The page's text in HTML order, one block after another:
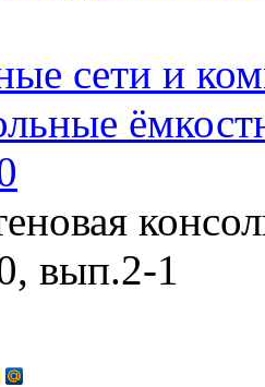
сети и
вып.2-1